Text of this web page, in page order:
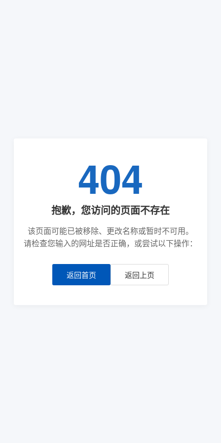
404
抱歉，您访问的页面不存在
该页面可能已被移除、更改名称或暂时不可用。
请检查您输入的网址是否正确，或尝试以下操作：
返回首页 返回上页